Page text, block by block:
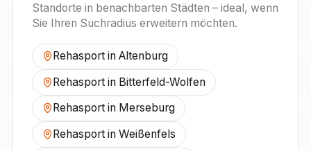
Standorte in benachbarten Städten – ideal, wenn
Sie Ihren Suchradius erweitern möchten.
Rehasport inAltenburg
Rehasport in Bitterfeld-Wolfen
Rehasport in Merseburg
Rehasport inWeißenfels